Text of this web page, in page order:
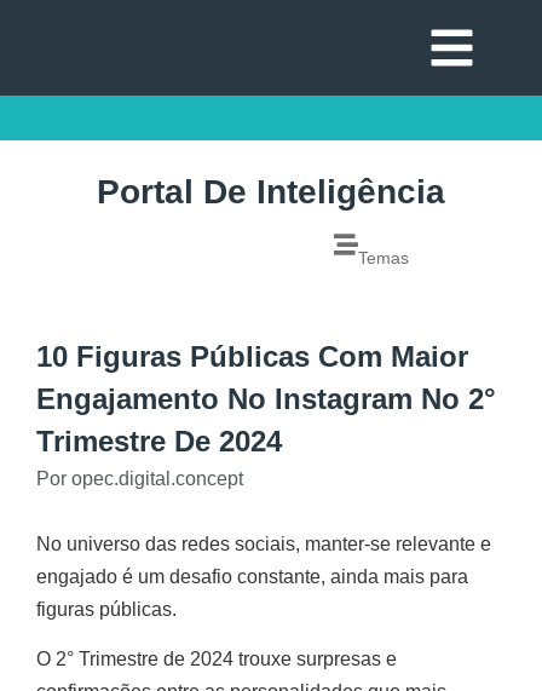
Portal De Inteligência
Temas
10 Figuras Públicas Com Maior
Engajamento No Instagram No 2°
Trimestre De 2024
Por opec.digital.concept
No universo das redes sociais, manter-se relevante e
engajado é um desafio constante, ainda mais para
figuras públicas.
O 2° Trimestre de 2024 trouxe surpresas e